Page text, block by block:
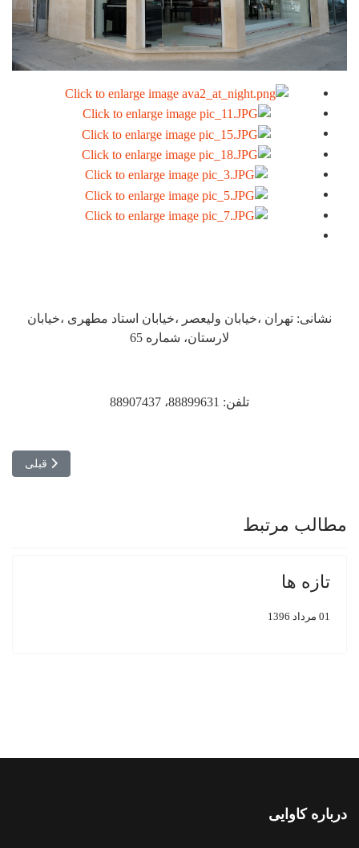
نشانی: تهران ،خیابان ولیعصر ،خیابان استاد مطهری ،خیابان
لارستان، شماره 65
تلفن: 88899631، 88907437
مطلب قبلی:
قبلی
مطالب مرتبط
تازه ها
01 مرداد 1396
درباره کاوایی